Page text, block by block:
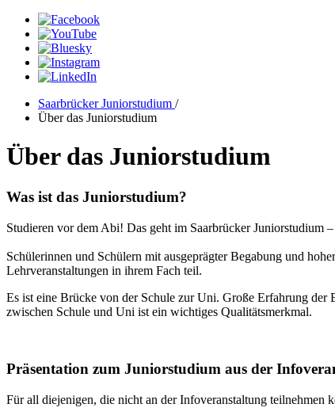
Saarbrücker Juniorstudium /
Über das Juniorstudium
Über das Juniorstudium
Was ist das Juniorstudium?
Studieren vor dem Abi! Das geht im Saarbrücker Juniorstudium
Schülerinnen und Schülern mit ausgeprägter Begabung und
Lehrveranstaltungen in ihrem Fach teil.
Es ist eine Brücke von der Schule zur Uni. Große Erfahrung der
zwischen Schule und Uni ist ein wichtiges Qualitätsmerkmal.
Präsentation zum Juniorstudium aus der
Für all diejenigen, die nicht an der Infoveranstaltung teilnehmen